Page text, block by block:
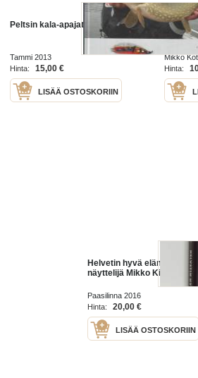
Peltsin kala-apajat
Tammi 2013
Hinta:
15,00 €
LISÄÄ OSTOSKORIIN
Hän oli
Mikko
Hinta:
Helvetin hyvä elämä :
näyttelijä Mikko Kivisestä
Paasilinna 2016
Hinta:
20,00 €
LISÄÄ OSTOSKORIIN